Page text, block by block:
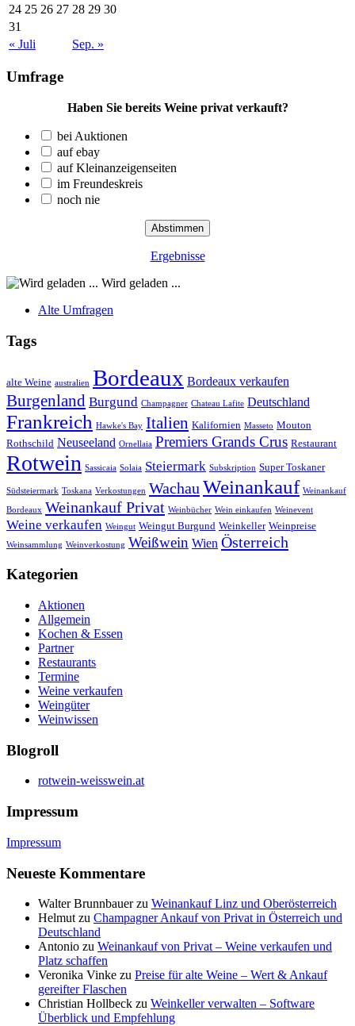
24 25 26 27 28 29 30
31
« Juli
Sep. »
Umfrage
Haben Sie bereits Weine privat verkauft?
bei Auktionen
auf ebay
auf Kleinanzeigenseiten
im Freundeskreis
noch nie
Ergebnisse
Wird geladen ...
Alte Umfragen
Tags
alte Weine australien Bordeaux Bordeaux verkaufen
Burgenland Burgund Champagner Chateau Lafite Deutschland
Frankreich Hawke's Bay Italien Kalifornien Masseto Mouton
Rothschild Neuseeland Ornellaia Premiers Grands Crus Restaurant
Rotwein Sassicaia Solaia Steiermark Subskription Super Toskaner
Südsteiermark Toskana Verkostungen Wachau Weinankauf Weinankauf
Bordeaux Weinankauf Privat Weinbücher Wein einkaufen Weinevent
Weine verkaufen Weingut Weingut Burgund Weinkeller Weinpreise
Weinsammlung Weinverkostung Weißwein Wien Österreich
Kategorien
Aktionen
Allgemein
Kochen & Essen
Partner
Restaurants
Termine
Weine verkaufen
Weingüter
Weinwissen
Blogroll
rotwein-weisswein.at
Impressum
Impressum
Neueste Kommentare
Walter Brunnbauerzu Weinankauf Linz und Oberösterreich
Helmut zu Champagner Ankauf von Privat in Österreich und
Deutschland
Antonio zu Weinankauf von Privat – Weine verkaufen und
Platz schaffen
Veronika Vinke zu Preise für alte Weine – Wert & Ankauf
gereifter Flaschen
Christian Hollbeck zu Weinkeller verwalten – Software
Überblick und Empfehlung